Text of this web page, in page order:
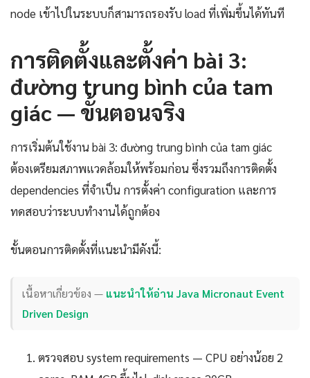
node เข้าไปในระบบก็สามารถรองรับ load ที่เพิ่มขึ้นได้ทันที
การติดตั้งและตั้งค่า bài 3:
đường trung bình của tam
giác — ขั้นตอนจริง
การเริ่มต้นใช้งาน bài 3: đường trung bình của tam giác
ต้องเตรียมสภาพแวดล้อมให้พร้อมก่อน ซึ่งรวมถึงการติดตั้ง
dependencies ที่จำเป็น การตั้งค่า configuration และการ
ทดสอบว่าระบบทำงานได้ถูกต้อง
ขั้นตอนการติดตั้งที่แนะนำมีดังนี้:
เนื้อหาเกี่ยวข้อง — แนะนำให้อ่าน Java Micronaut Event
Driven Design
ตรวจสอบ system requirements — CPU อย่างน้อย 2